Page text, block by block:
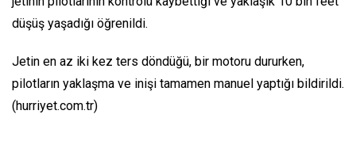
düşüş yaşadığı öğrenildi.
Jetin en az iki kez ters döndüğü, bir motoru dururken,
pilotların yaklaşma ve inişi tamamen manuel yaptığı bildirildi.
(hurriyet.com.tr)